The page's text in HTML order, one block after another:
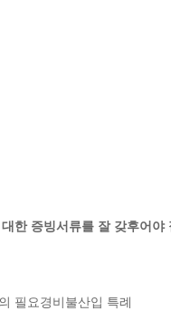
한 증빙서류를 잘 갖후어야
필요경비불산입 특례